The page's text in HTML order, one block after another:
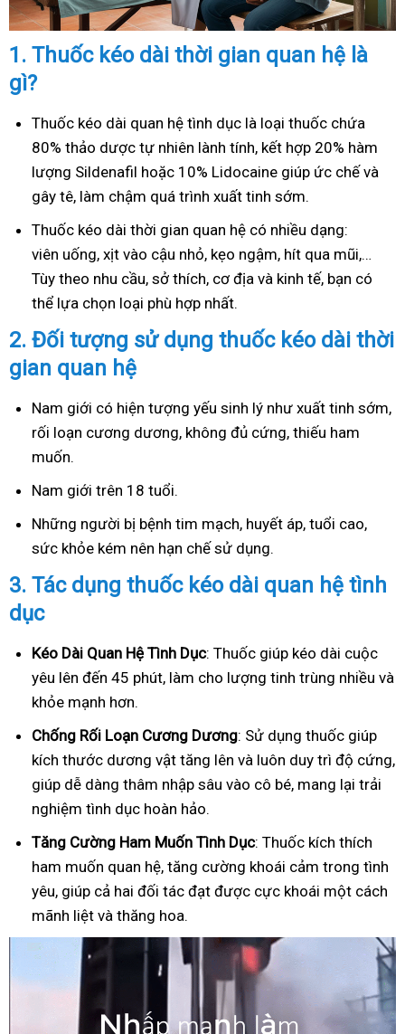
1. Thuốc kéo dài thời gian quan hệ là
gì?
Thuốc kéo dài quan hệ tình dục là loại thuốc chứa
80% thảo dược tự nhiên lành tính, kết hợp 20% hàm
lượng Sildenafil hoặc 10% Lidocaine giúp ức chế và
gây tê, làm chậm quá trình xuất tinh sớm.
Thuốc kéo dài thời gian quan hệ có nhiều dạng:
viên uống, xịt vào cậu nhỏ, kẹo ngậm, hít qua mũi,…
Tùy theo nhu cầu, sở thích, cơ địa và kinh tế, bạn có
thể lựa chọn loại phù hợp nhất.
2. Đối tượng sử dụng thuốc kéo dài thời
gian quan hệ
Nam giới có hiện tượng yếu sinh lý như xuất tinh sớm,
rối loạn cương dương, không đủ cứng, thiếu ham
muốn.
Nam giới trên 18 tuổi.
Những người bị bệnh tim mạch, huyết áp, tuổi cao,
sức khỏe kém nên hạn chế sử dụng.
3. Tác dụng thuốc kéo dài quan hệ tình
dục
Kéo Dài Quan Hệ Tình Dục: Thuốc giúp kéo dài cuộc
yêu lên đến 45 phút, làm cho lượng tinh trùng nhiều và
khỏe mạnh hơn.
Chống Rối Loạn Cương Dương: Sử dụng thuốc giúp
kích thước dương vật tăng lên và luôn duy trì độ cứng,
giúp dễ dàng thâm nhập sâu vào cô bé, mang lại trải
nghiệm tình dục hoàn hảo.
Tăng Cường Ham Muốn Tình Dục: Thuốc kích thích
ham muốn quan hệ, tăng cường khoái cảm trong tình
yêu, giúp cả hai đối tác đạt được cực khoái một cách
mãnh liệt và thăng hoa.